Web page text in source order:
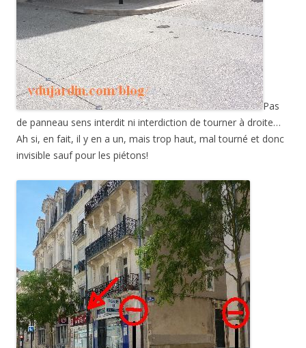
Pas
de panneau sens interdit ni interdiction de tourner à droite…
Ah si, en fait, il y en a un, mais trop haut, mal tourné et donc
invisible sauf pour les piétons!